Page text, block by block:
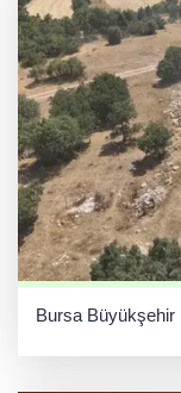
Bursa Büyükşehir